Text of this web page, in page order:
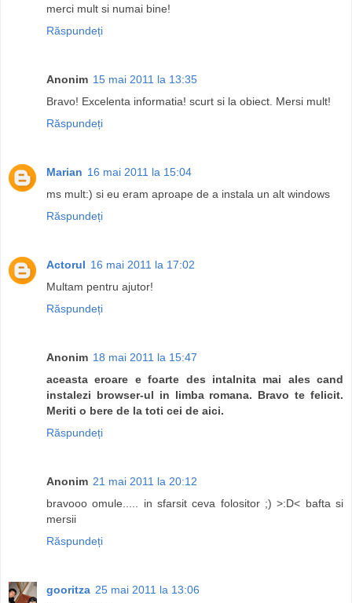
merci mult si numai bine!
Răspundeți
Anonim 15 mai 2011 la 13:35
Bravo! Excelenta informatia! scurt si la obiect. Mersi mult!
Răspundeți
Marian 16 mai 2011 la 15:04
ms mult:) si eu eram aproape de a instala un alt windows
Răspundeți
Actorul 16 mai 2011 la 17:02
Multam pentru ajutor!
Răspundeți
Anonim 18 mai 2011 la 15:47
aceasta eroare e foarte des intalnita mai ales cand
instalezi browser-ul in limba romana. Bravo te felicit.
Meriti o bere de la toti cei de aici.
Răspundeți
Anonim 21 mai 2011 la 20:12
bravooo omule..... in sfarsit ceva folositor ;) >:D< bafta si
mersii
Răspundeți
gooritza 25 mai 2011 la 13:06